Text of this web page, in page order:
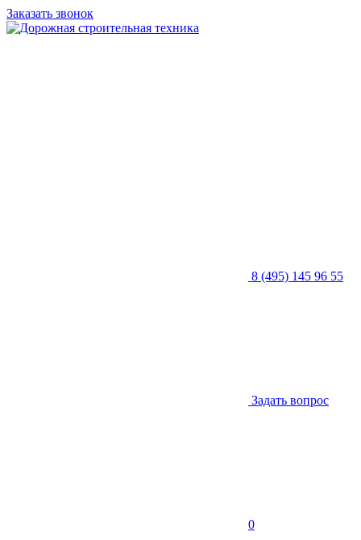
Заказать звонок
8 (495) 145 96 55
Задать вопрос
0